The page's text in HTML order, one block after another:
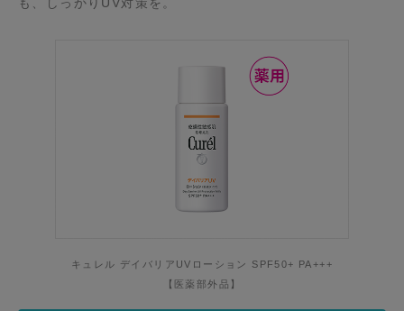
キュレル デイバリアUVローション SPF50+ PA+++
【医薬部外品】